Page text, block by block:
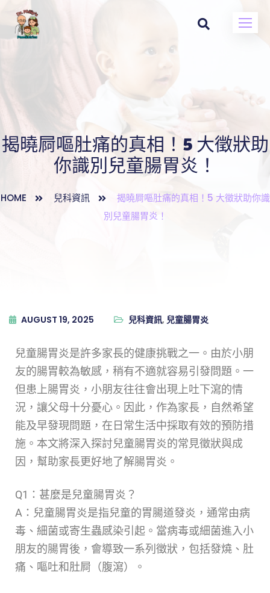
揭曉屙嘔肚痛的真相！5 大徵狀助
你識別兒童腸胃炎！
HOME 兒科資訊
揭曉屙嘔肚痛的真相！5 大徵狀助你識
別兒童腸胃炎！
AUGUST 19, 2025 兒科資訊, 兒童腸胃炎
兒童腸胃炎是許多家長的健康挑戰之一。由於小朋
友的腸胃較為敏感，稍有不適就容易引發問題。一
但患上腸胃炎，小朋友往往會出現上吐下瀉的情
況，讓父母十分憂心。因此，作為家長，自然希望
能及早發現問題，在日常生活中採取有效的預防措
施。本文將深入探討兒童腸胃炎的常見徵狀與成
因，幫助家長更好地了解腸胃炎。
Q1：甚麼是兒童腸胃炎？
A：兒童腸胃炎是指兒童的胃腸道發炎，通常由病
毒、細菌或寄生蟲感染引起。當病毒或細菌進入小
朋友的腸胃後，會導致一系列徵狀，包括發燒、肚
痛、嘔吐和肚屙（腹瀉）。